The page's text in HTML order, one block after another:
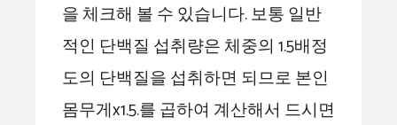
을 체크해 볼 수 있습니다. 보통 일반
적인 단백질 섭취량은 체중의 1.5배정
도의 단백질을 섭취하면 되므로 본인
몸무게x1.5.를 곱하여 계산해서 드시면